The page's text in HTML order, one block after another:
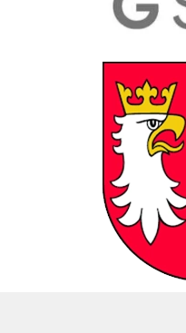
Powiat Gorlicki